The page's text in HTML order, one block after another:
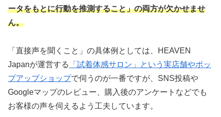
ータをもとに行動を推測すること」の両方が欠かせませ
ん。
「直接声を聞くこと」の具体例としては、HEAVEN
Japanが運営する
「試着体感サロン」という実店舗やポッ
プアップショップで伺うのが一番ですが、SNS投稿や
Googleマップのレビュー、購入後のアンケートなどでも
お客様の声を伺えるよう工夫しています。